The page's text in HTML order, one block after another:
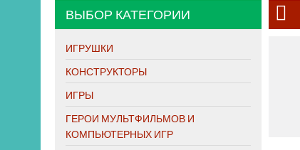
ВЫБОР КАТЕГОРИИ
ИГРУШКИ
КОНСТРУКТОРЫ
ИГРЫ
ГЕРОИ МУЛЬТФИЛЬМОВ И
КОМПЬЮТЕРНЫХ ИГР